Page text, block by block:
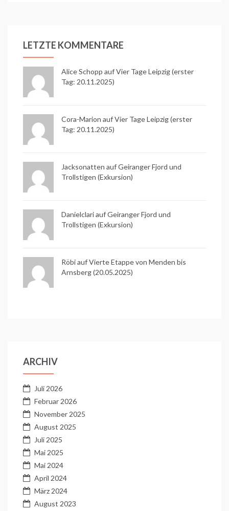
LETZTE KOMMENTARE
Alice Schopp aufVier Tage Leipzig (erster
Tag: 20.11.2025)
Cora-Marion aufVier Tage Leipzig (erster
Tag: 20.11.2025)
Jacksonatten aufGeiranger Fjord und
Trollstigen (Exkursion)
Danielclari aufGeiranger Fjord und
Trollstigen (Exkursion)
Röbi aufVierte Etappe von Menden bis
Arnsberg (20.05.2025)
ARCHIV
Juli 2026
Februar 2026
November 2025
August 2025
Juli 2025
Mai 2025
Mai 2024
April 2024
März 2024
August 2023